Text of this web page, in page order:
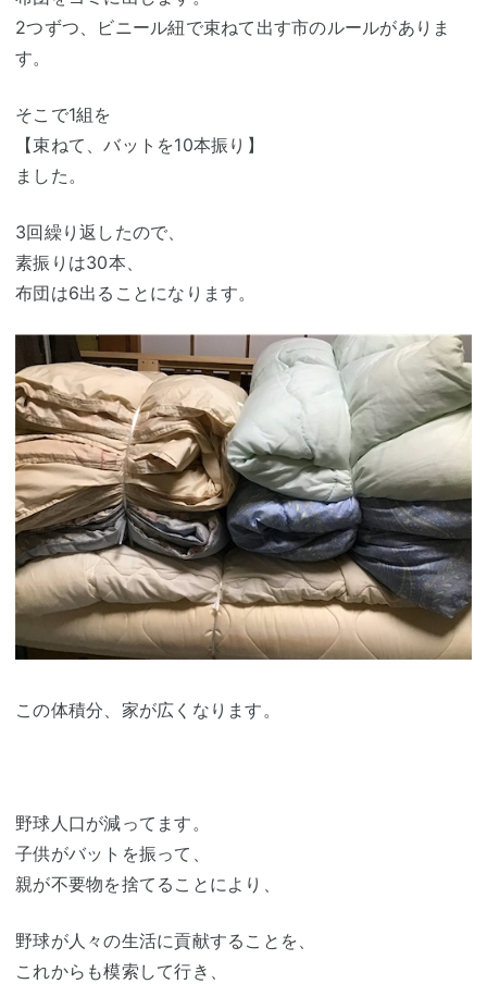
2つずつ、ビニール紐で束ねて出す市のルールがありま
す。
そこで1組を
【束ねて、バットを10本振り】
ました。
3回繰り返したので、
素振りは30本、
布団は6出ることになります。
この体積分、家が広くなります。
野球人口が減ってます。
子供がバットを振って、
親が不要物を捨てることにより、
野球が人々の生活に貢献することを、
これからも模索して行き、